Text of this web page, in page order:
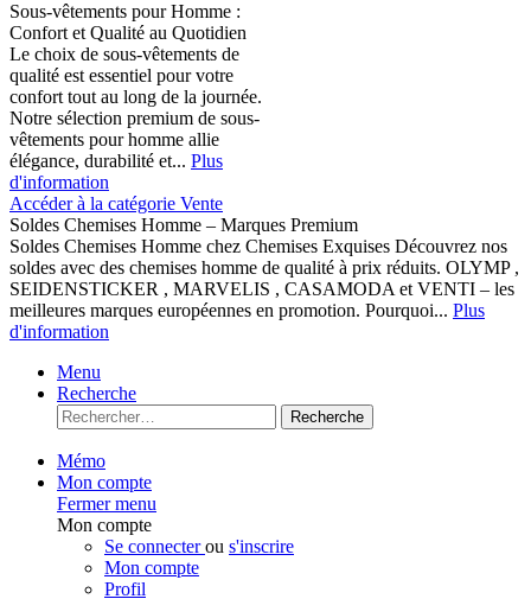
Sous-vêtements pour Homme :
Confort et Qualité au Quotidien
Le choix de sous-vêtements de
qualité est essentiel pour votre
confort tout au long de la journée.
Notre sélection premium de sous-
vêtements pour homme allie
élégance, durabilité et... Plus
d'information
Accéder à la catégorie Vente
Soldes Chemises Homme – Marques Premium
Soldes Chemises Homme chez Chemises Exquises Découvrez nos
soldes avec des chemises homme de qualité à prix réduits. OLYMP ,
SEIDENSTICKER , MARVELIS , CASAMODA et VENTI – les
meilleures marques européennes en promotion. Pourquoi... Plus
d'information
Menu
Recherche
Recherche
Mémo
Mon compte
Fermer menu
Mon compte
Se connecterou s'inscrire
Mon compte
Profil